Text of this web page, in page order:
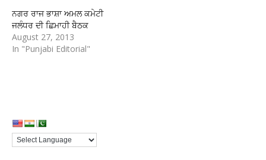
ਨਗਰ ਰਾਜ ਭਾਸ਼ਾ ਅਮਲ ਕਮੇਟੀ
ਜਲੰਧਰ ਦੀ ਛਿਮਾਹੀ ਬੈਠਕ
August 27, 2013
In "Punjabi Editorial"